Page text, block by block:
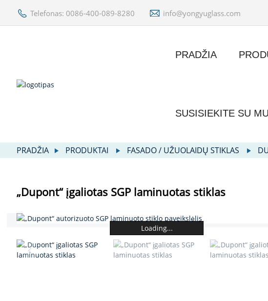
Telefonas: 0086-400-089-8280 info@yongyuglass.com
PRADŽIA
SUSISIEKITE SU
PRADŽIA PRODUKTAI FASADO / UŽUOLAIDŲ STIKLAS
„Dupont“ įgaliotas SGP laminuotas stiklas
Loading...